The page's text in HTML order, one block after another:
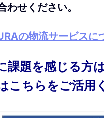
わせください。
の物流サービスに
課題を感じる方
こちらをご活用